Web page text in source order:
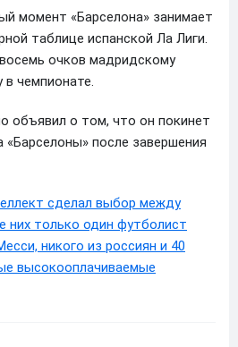
момент «Барселона» занимает
таблице испанской Ла Лиги.
очков мадридскому
чемпионате.
объявил о том, что он покинет
«Барселоны» после завершения
сделал выбор между
них только один футболист
никого из россиян и 40
высокооплачиваемые